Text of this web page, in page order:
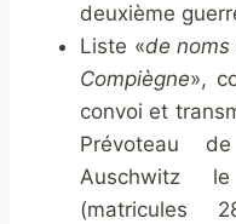
deuxième
Liste «de
Compiègne»,
convoi et
Prévoteau
Auschwitz
(matricules